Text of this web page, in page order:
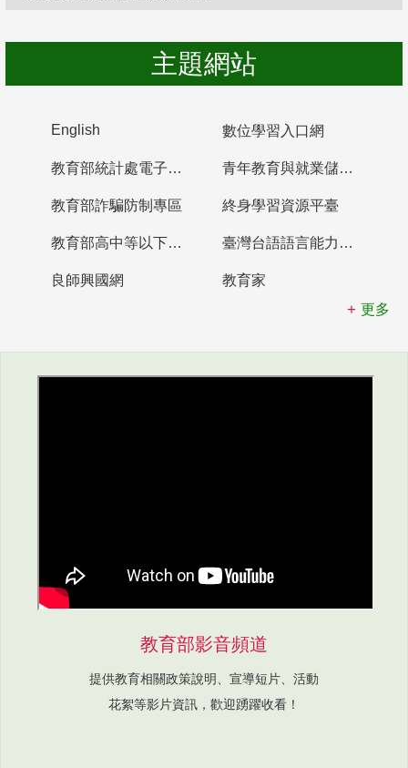
主題網站
English 數位學習入口網
教育部統計處電子書櫃 青年教育與就業儲蓄帳戶
教育部詐騙防制專區 終身學習資源平臺
教育部高中等以下學校及幼兒園教師資格檢定考試 臺灣台語語言能力認證網站
良師興國網
教育家
更多
教育部影音頻道
提供教育相關政策說明、宣導短片、活動
花絮等影片資訊，歡迎踴躍收看！